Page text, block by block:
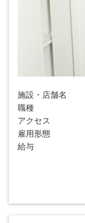
施設・店舗名
職種
アクセス
雇用形態
給与